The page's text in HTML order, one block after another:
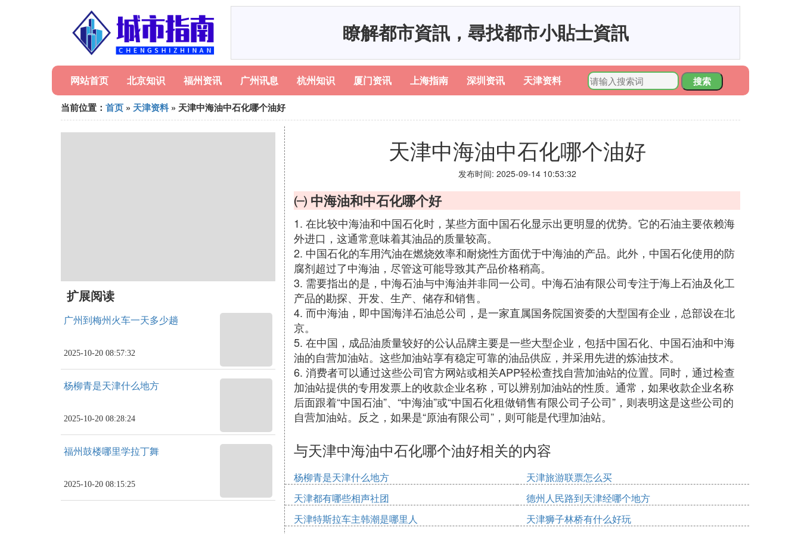
瞭解都市資訊，尋找都市小貼士資訊
网站首页 北京知识 福州资讯 广州讯息 杭州知识 厦门资讯 上海指南 深圳资讯 天津资料
搜索
当前位置： 首页 » 天津资料 » 天津中海油中石化哪个油好
扩展阅读
广州到梅州火车一天多少趟
2025-10-20 08:57:32
杨柳青是天津什么地方
2025-10-20 08:28:24
福州鼓楼哪里学拉丁舞
2025-10-20 08:15:25
天津中海油中石化哪个油好
发布时间: 2025-09-14 10:53:32
㈠ 中海油和中石化哪个好
1. 在比较中海油和中国石化时，某些方面中国石化显示出更明显的优势。它的石油主要依赖海
外进口，这通常意味着其油品的质量较高。
2. 中国石化的车用汽油在燃烧效率和耐烧性方面优于中海油的产品。此外，中国石化使用的防
腐剂超过了中海油，尽管这可能导致其产品价格稍高。
3. 需要指出的是，中海石油与中海油并非同一公司。中海石油有限公司专注于海上石油及化工
产品的勘探、开发、生产、储存和销售。
4. 而中海油，即中国海洋石油总公司，是一家直属国务院国资委的大型国有企业，总部设在北
京。
5. 在中国，成品油质量较好的公认品牌主要是一些大型企业，包括中国石化、中国石油和中海
油的自营加油站。这些加油站享有稳定可靠的油品供应，并采用先进的炼油技术。
6. 消费者可以通过这些公司官方网站或相关APP轻松查找自营加油站的位置。同时，通过检查
加油站提供的专用发票上的收款企业名称，可以辨别加油站的性质。通常，如果收款企业名称
后面跟着“中国石油”、“中海油”或“中国石化租做销售有限公司子公司”，则表明这是这些公司的
自营加油站。反之，如果是“原油有限公司”，则可能是代理加油站。
与天津中海油中石化哪个油好相关的内容
杨柳青是天津什么地方
天津旅游联票怎么买
天津都有哪些相声社团
德州人民路到天津经哪个地方
天津特斯拉车主韩潮是哪里人
天津狮子林桥有什么好玩